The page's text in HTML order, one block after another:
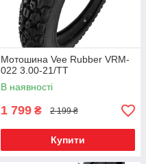
Мотошина Vee Rubber VRM-
022 3.00-21/TT
В наявності
1 799 ₴ 2 199 ₴
Купити